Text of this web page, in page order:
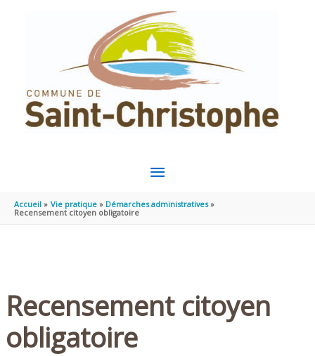
MENU
PRINCIPAL
Accueil Vie pratique
Démarches administratives
Recensement citoyen obligatoire
Recensement citoyen
obligatoire